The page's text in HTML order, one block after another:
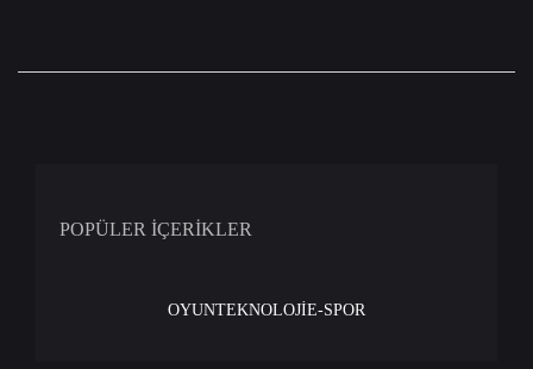
POPÜLER İÇERİKLER
OYUNTEKNOLOJİE-SPOR